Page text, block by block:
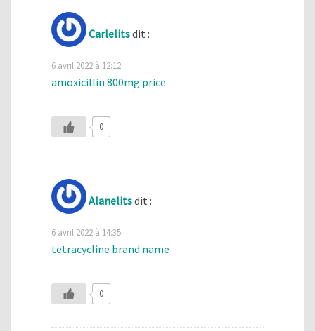
Carlelitsdit :
6 avril 2022 à 12:12
amoxicillin 800mg price
0
Alanelitsdit :
6 avril 2022 à 14:35
tetracycline brand name
0